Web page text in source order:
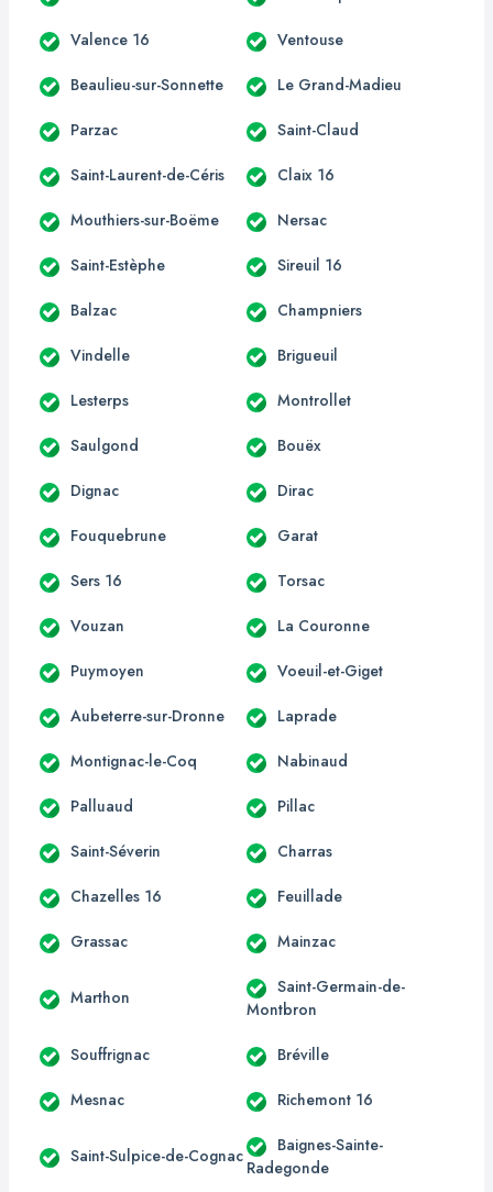
Valence 16 Ventouse
Beaulieu-sur-Sonnette Le Grand-Madieu
Parzac Saint-Claud
Saint-Laurent-de-Céris Claix 16
Mouthiers-sur-Boëme Nersac
Saint-Estèphe Sireuil 16
Balzac Champniers
Vindelle Brigueuil
Lesterps Montrollet
Saulgond Bouëx
Dignac Dirac
Fouquebrune Garat
Sers 16 Torsac
Vouzan La Couronne
Puymoyen Voeuil-et-Giget
Aubeterre-sur-Dronne Laprade
Montignac-le-Coq Nabinaud
Palluaud Pillac
Saint-Séverin Charras
Chazelles 16 Feuillade
Grassac Mainzac
Marthon
Saint-Germain-de-
Montbron
Souffrignac Bréville
Mesnac Richemont 16
Saint-Sulpice-de-Cognac
Baignes-Sainte-
Radegonde